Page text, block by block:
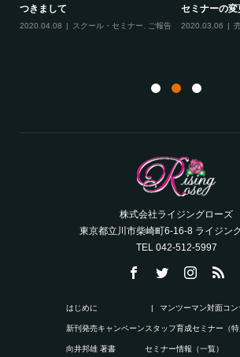
つきまして
2020.04.08 スクール・セミナー ご報告
セミナーの
2020.03.06
株式会社ライジングローズ
東京都立川市柴崎町6-16-8 ライジン
TEL 042-512-5997
はじめに
新刊発売キャンペーン
向井邦雄 著書
マンツーマン対面コン
スタッフ育成セミナー（特
セミナー情報（一覧）